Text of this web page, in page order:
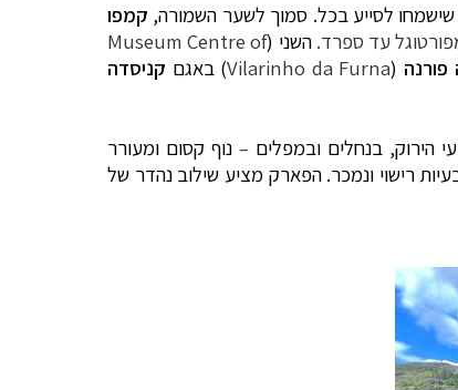
לסייע בכל. סמוך לשער השמורה, קמפו
עד ספרד. השני (Museum Centre of
פורנה (
Vilarinho da Furna) באגם קניסדה
הירוק, בנחלים ובמפלים – נוף קסום ומעורר
רישוי ונמכר.הפארק מציע שילוב נהדר של